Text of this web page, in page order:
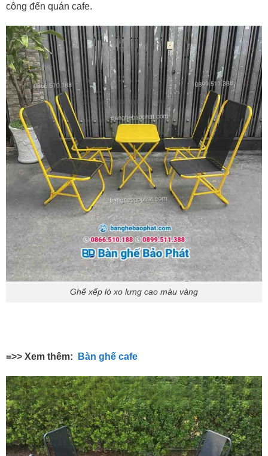
công đến quán cafe.
Ghế xếp lò xo lưng cao màu vàng
=>> Xem thêm: Bàn ghế cafe